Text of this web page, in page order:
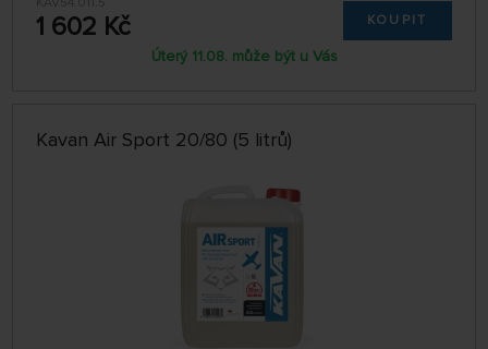
1 602 Kč KOUPIT
Úterý 11.08. může být u Vás
Kavan Air Sport 20/80 (5 litrů)